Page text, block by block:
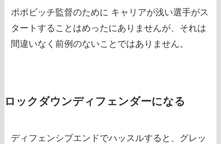
ポポビッチ監督のために キャリアが浅い選手がス
タートすることはめったにありませんが、それは
間違いなく前例のないことではありません。
ロックダウンディフェンダーになる
ディフェンシブエンドでハッスルすると、グレッ